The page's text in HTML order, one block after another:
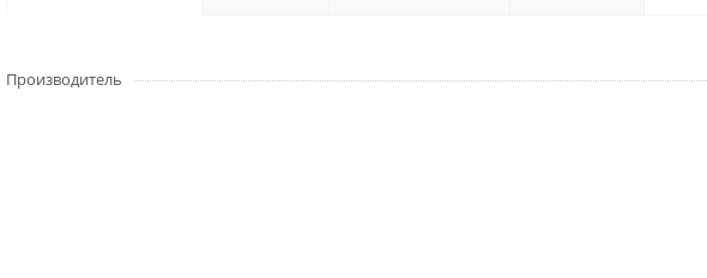
Производитель